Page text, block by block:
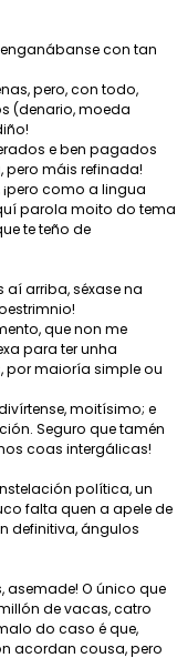
con tan
pero, con todo,
(denario, moeda
e ben pagados
pero máis refinada!
como a lingua
parola moito do tema
te teño de
arriba, séxase na
que non me
para ter unha
por maioría simple ou
moitísimo; e
Seguro que tamén
coas intergálicas!
política, un
falta quen a apele de
definitiva, ángulos
asemade! O único que
de vacas, catro
do caso é que,
acordan cousa, pero